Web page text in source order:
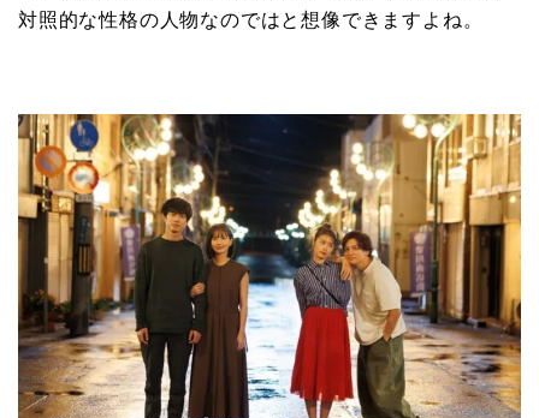
対照的な性格の人物なのではと想像できますよね。